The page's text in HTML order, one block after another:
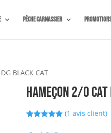
Pêche carnassier Promotions
BLACK CAT
Hameçon 2/0 Cat
(1 avis client)